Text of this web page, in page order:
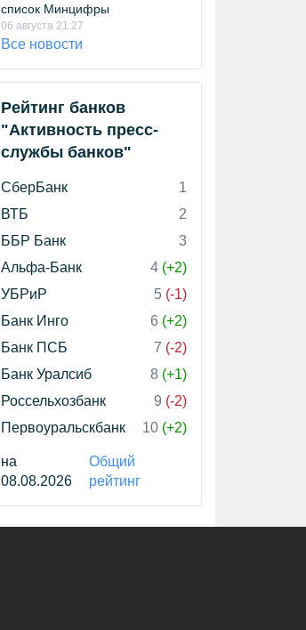
список Минцифры
06 августа 21:27
Все новости
Рейтинг банков
"Активность пресс-
службы банков"
СберБанк
1
ВТБ
2
ББР Банк
3
Альфа-Банк
4 (+2)
УБРиР
5 (-1)
Банк Инго
6 (+2)
Банк ПСБ
7 (-2)
Банк Уралсиб
8 (+1)
Россельхозбанк
9 (-2)
Первоуральскбанк
10 (+2)
на
08.08.2026
Общий
рейтинг